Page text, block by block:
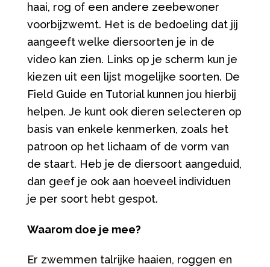
haai, rog of een andere zeebewoner
voorbijzwemt. Het is de bedoeling dat jij
aangeeft welke diersoorten je in de
video kan zien. Links op je scherm kun je
kiezen uit een lijst mogelijke soorten. De
Field Guide en Tutorial kunnen jou hierbij
helpen. Je kunt ook dieren selecteren op
basis van enkele kenmerken, zoals het
patroon op het lichaam of de vorm van
de staart. Heb je de diersoort aangeduid,
dan geef je ook aan hoeveel individuen
je per soort hebt gespot.
Waarom doe je mee?
Er zwemmen talrijke haaien, roggen en